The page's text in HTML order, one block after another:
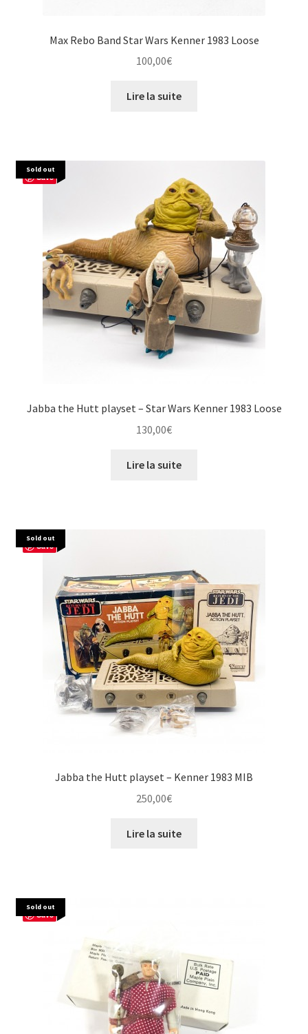
Max Rebo Band Star Wars Kenner 1983 Loose
100,00€
Lire la suite
Sold out
Save
Jabba the Hutt playset – Star Wars Kenner 1983 Loose
130,00€
Lire la suite
Sold out
Save
Jabba the Hutt playset – Kenner 1983 MIB
250,00€
Lire la suite
Sold out
Save